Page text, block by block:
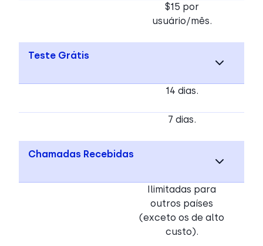
$15 por
usuário/mês.
Teste Grátis
14 dias.
7 dias.
Chamadas Recebidas
Ilimitadas para
outros países
(exceto os de alto
custo).